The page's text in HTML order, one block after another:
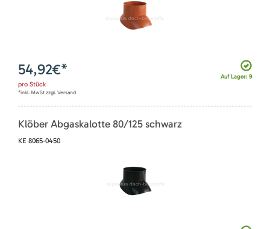
Auf Lager: 9
54,92€*
pro Stück
*inkl. MwSt zzgl. Versand
Klöber Abgaskalotte 80/125 schwarz
KE 8065-0450